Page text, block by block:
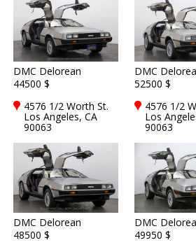
DMC Delorean
44500 $
4576 1/2 Worth St.
Los Angeles, CA
90063
DMC
52500 $
4576 1/2
Los
90063
DMC Delorean
48500 $
DMC
49950 $